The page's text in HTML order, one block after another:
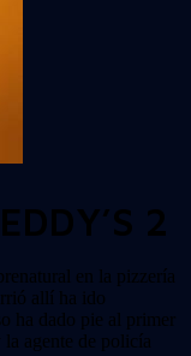
2
en la pizzería
allí ha ido
ha dado pie al primer
agente de policía